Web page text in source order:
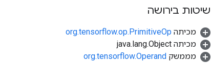
שיטות בירושה
מכיתה org.tensorflow.op.PrimitiveOp
מכיתה java.lang.Object
מממשק org.tensorflow.Operand